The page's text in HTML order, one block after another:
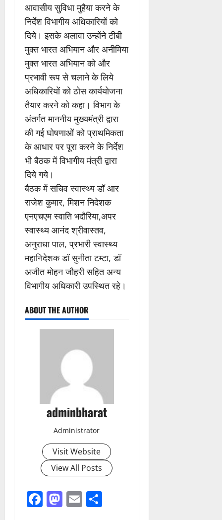
आवासीय सुविधा मुहैया करने के
निर्देश विभागीय अधिकारियों को
दिये। इसके अलावा उन्होंने टीबी
मुक्त भारत अभियान और अनीमिया
मुक्त भारत अभियान को और
प्रभावी रूप से चलाने के लिये
अधिकारियों को ठोस कार्ययोजना
तैयार करने को कहा। विभाग के
अंतर्गत माननीय मुख्यमंत्री द्वारा
की गई घोषणाओं को प्राथमिकता
के आधार पर पूरा करने के निर्देश
भी बैठक में विभागीय मंत्री द्वारा
दिये गये।
बैठक में सचिव स्वास्थ्य डॉ आर
राजेश कुमार, मिशन निदेशक
एनएचएम स्वाति भदौरिया,अपर
स्वास्थ्य आनंद श्रीवास्तव,
अनुराधा पाल, प्रभारी स्वास्थ्य
महानिदेशक डॉ सुनीता टम्टा, डॉ
अजीत मोहन जौहरी सहित अन्य
विभागीय अधिकारी उपस्थित रहे।
ABOUT THE AUTHOR
adminbharat
Administrator
Visit Website
View All Posts
Facebook
Mastodon
Email